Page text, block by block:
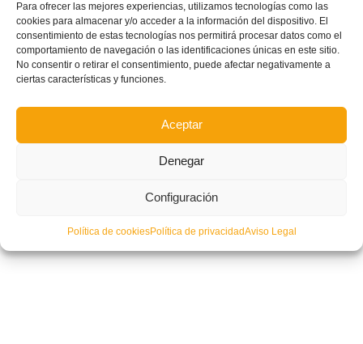
Para ofrecer las mejores experiencias, utilizamos tecnologías como las
cookies para almacenar y/o acceder a la información del dispositivo. El
consentimiento de estas tecnologías nos permitirá procesar datos como el
comportamiento de navegación o las identificaciones únicas en este sitio.
No consentir o retirar el consentimiento, puede afectar negativamente a
ciertas características y funciones.
Aceptar
Denegar
Configuración
Política de cookiesPolítica de privacidadAviso Legal
Valencia-Alboraya: Partido de la Jornada en DHJ